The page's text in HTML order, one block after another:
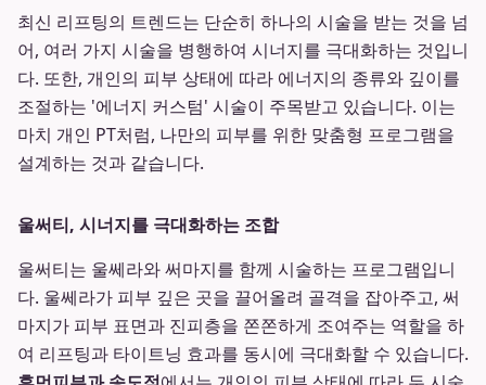
최신 리프팅의 트렌드는 단순히 하나의 시술을 받는 것을 넘
어, 여러 가지 시술을 병행하여 시너지를 극대화하는 것입니
다. 또한, 개인의 피부 상태에 따라 에너지의 종류와 깊이를
조절하는 '에너지 커스텀' 시술이 주목받고 있습니다. 이는
마치 개인 PT처럼, 나만의 피부를 위한 맞춤형 프로그램을
설계하는 것과 같습니다.
울써티, 시너지를 극대화하는 조합
울써티는 울쎄라와 써마지를 함께 시술하는 프로그램입니
다. 울쎄라가 피부 깊은 곳을 끌어올려 골격을 잡아주고, 써
마지가 피부 표면과 진피층을 쫀쫀하게 조여주는 역할을 하
여 리프팅과 타이트닝 효과를 동시에 극대화할 수 있습니다.